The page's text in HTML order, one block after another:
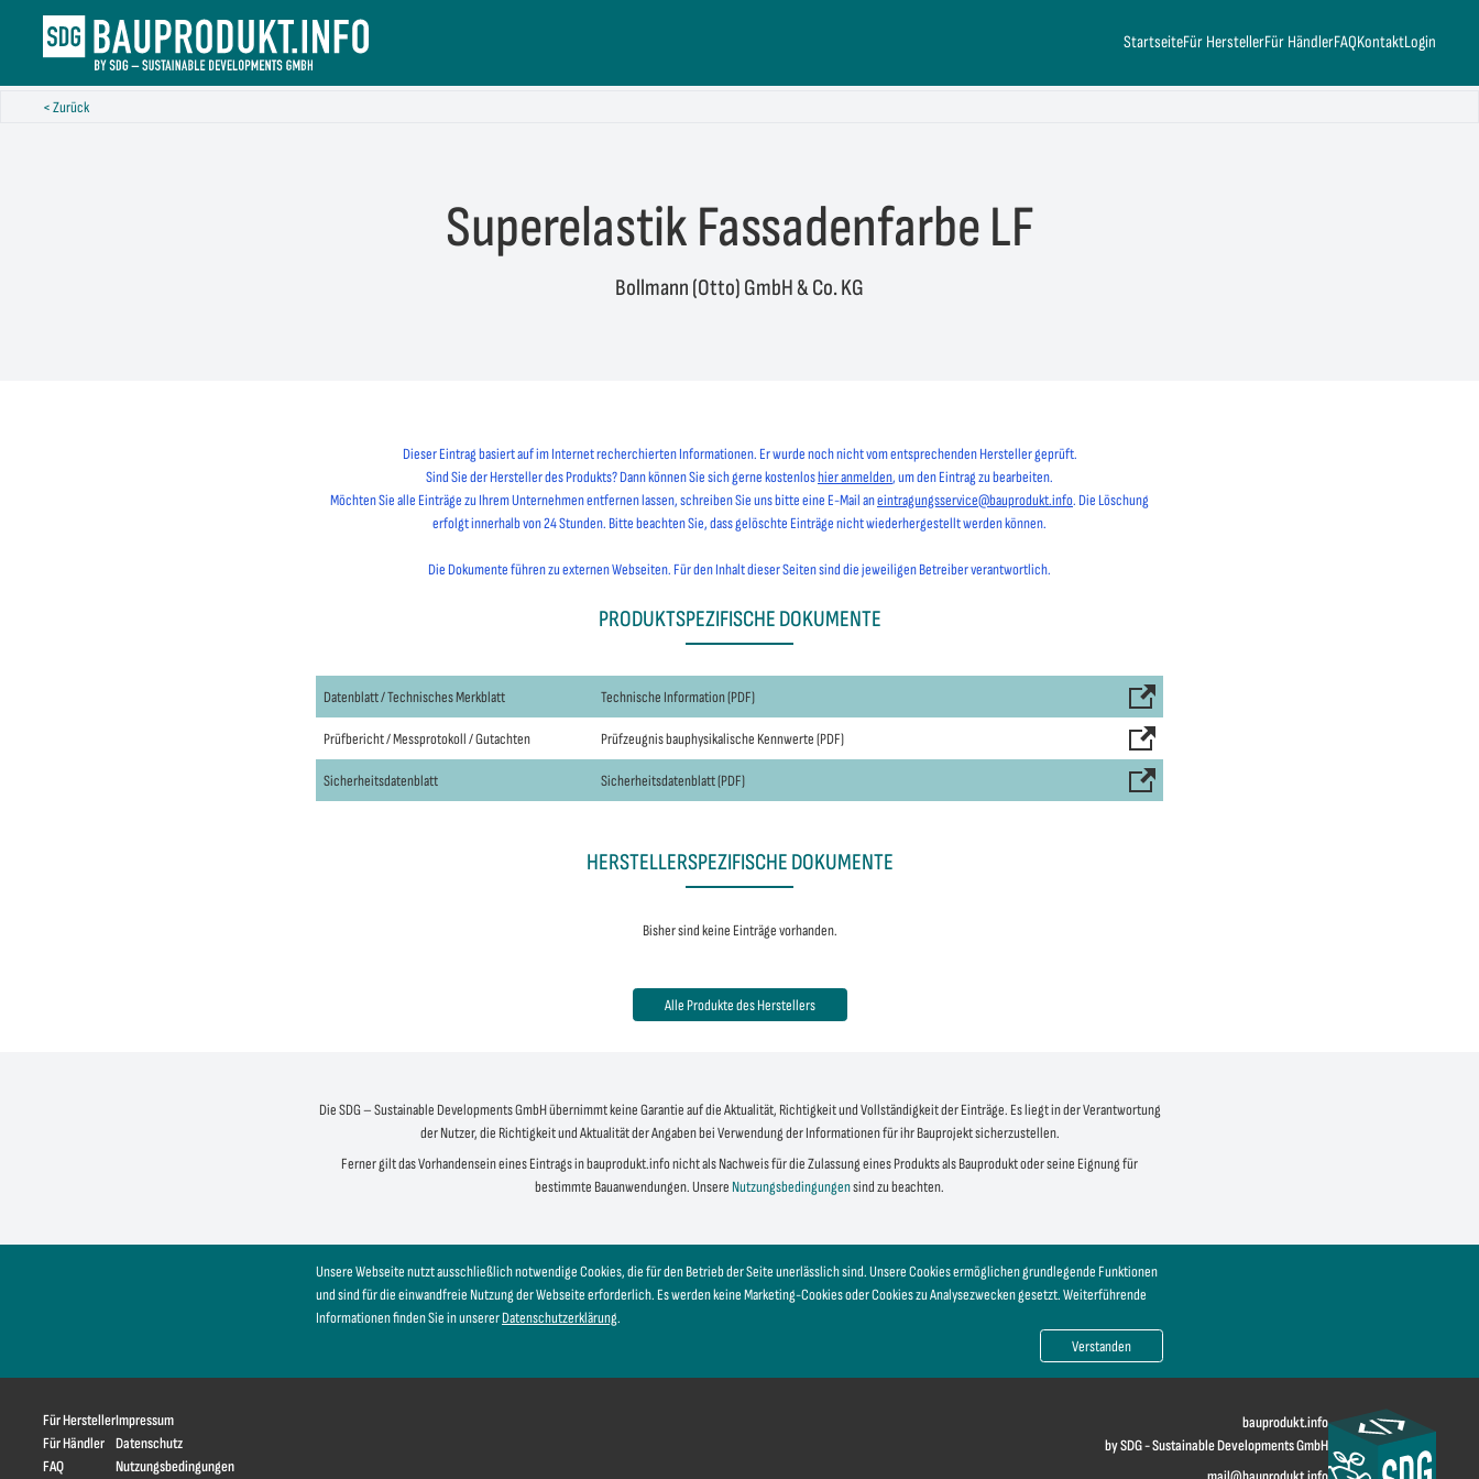
StartseiteFür HerstellerFür HändlerFAQKontaktLogin
< Zurück
Superelastik Fassadenfarbe LF
Bollmann (Otto) GmbH & Co. KG
Dieser Eintrag basiert auf im Internet recherchierten Informationen. Er wurde noch nicht vom entsprechenden Hersteller geprüft.
Sind Sie der Hersteller des Produkts? Dann können Sie sich gerne kostenloshier anmelden, um den Eintrag zu bearbeiten.
Möchten Sie alle Einträge zu Ihrem Unternehmen entfernen lassen, schreiben Sie uns bitte eine E-Mail aneintragungsservice@bauprodukt.info. Die Löschung
erfolgt innerhalb von 24 Stunden. Bitte beachten Sie, dass gelöschte Einträge nicht wiederhergestellt werden können.
Die Dokumente führen zu externen Webseiten. Für den Inhalt dieser Seiten sind die jeweiligen Betreiber verantwortlich.
PRODUKTSPEZIFISCHE DOKUMENTE
Datenblatt / Technisches Merkblatt Technische Information (PDF)
Prüfbericht / Messprotokoll / Gutachten Prüfzeugnis bauphysikalische Kennwerte (PDF)
Sicherheitsdatenblatt Sicherheitsdatenblatt (PDF)
HERSTELLERSPEZIFISCHE DOKUMENTE
Bisher sind keine Einträge vorhanden.
Alle Produkte des Herstellers
Die SDG – Sustainable Developments GmbH übernimmt keine Garantie auf die Aktualität, Richtigkeit und Vollständigkeit der Einträge. Es liegt in der Verantwortung
der Nutzer, die Richtigkeit und Aktualität der Angaben bei Verwendung der Informationen für ihr Bauprojekt sicherzustellen.
Ferner gilt das Vorhandensein eines Eintrags in bauprodukt.info nicht als Nachweis für die Zulassung eines Produkts als Bauprodukt oder seine Eignung für
bestimmte Bauanwendungen. Unsere Nutzungsbedingungensind zu beachten.
Unsere Webseite nutzt ausschließlich notwendige Cookies, die für den Betrieb der Seite unerlässlich sind. Unsere Cookies ermöglichen grundlegende Funktionen
und sind für die einwandfreie Nutzung der Webseite erforderlich. Es werden keine Marketing-Cookies oder Cookies zu Analysezwecken gesetzt. Weiterführende
Informationen finden Sie in unsererDatenschutzerklärung.
Verstanden
Für Hersteller
Für Händler
FAQ
Impressum
Datenschutz
Nutzungsbedingungen
bauprodukt.info
by SDG - Sustainable Developments GmbH